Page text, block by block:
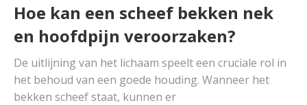
Hoe kan een scheef bekken nek
en hoofdpijn veroorzaken?
De uitlijning van het lichaam speelt een cruciale rol in
het behoud van een goede houding. Wanneer het
bekken scheef staat, kunnen er